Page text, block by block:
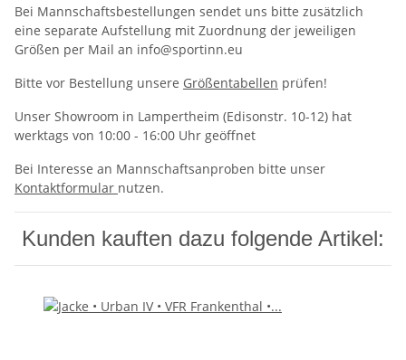
Bei Mannschaftsbestellungen sendet uns bitte zusätzlich
eine separate Aufstellung mit Zuordnung der jeweiligen
Größen per Mail an info@sportinn.eu
Bitte vor Bestellung unsere Größentabellen prüfen!
Unser Showroom in Lampertheim (Edisonstr. 10-12) hat
werktags von 10:00 - 16:00 Uhr geöffnet
Bei Interesse an Mannschaftsanproben bitte unser
Kontaktformular nutzen.
Kunden kauften dazu folgende Artikel: